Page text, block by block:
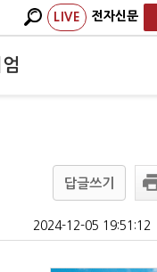
LIVE 전자신문
답글쓰기
2024-12-05 19:51:12